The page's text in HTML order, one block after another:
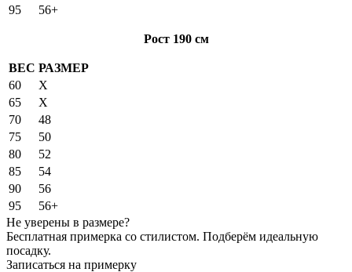
95
56+
Рост 190 см
ВЕС РАЗМЕР
60
X
65
X
70
48
75
50
80
52
85
54
90
56
95
56+
Не уверены в размере?
Бесплатная примерка со стилистом. Подберём идеальную
посадку.
Записаться на примерку